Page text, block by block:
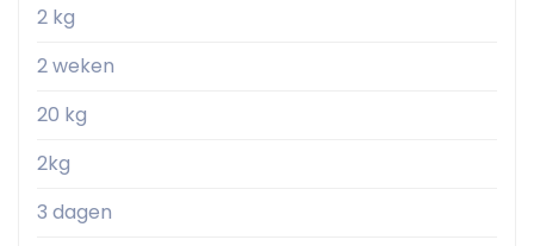
2 kg
2 weken
20 kg
2kg
3 dagen